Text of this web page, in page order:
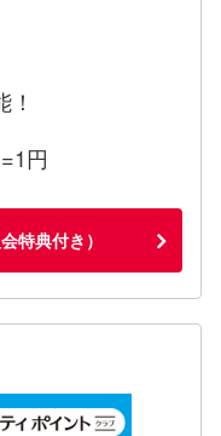
円
特典付き）